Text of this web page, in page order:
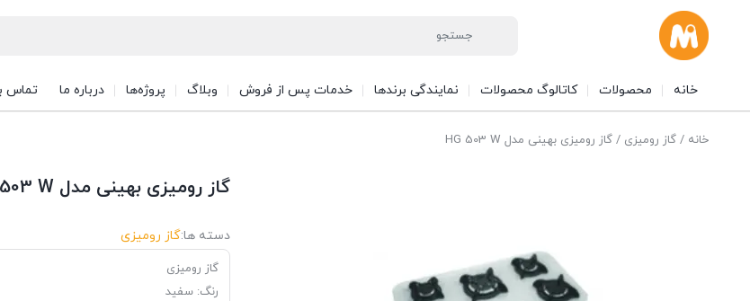
خانه محصولات کاتالوگ محصولات نمایندگی برندها خدمات پس از فروش وبلاگ پروژه‌ها درباره ما تماس
خانه /گاز رومیزی / گاز رومیزی بهینی مدل HG 503 W
گاز رومیزی بهینی مدل HG 503 W
دسته ها:گاز رومیزی
گاز رومیزی
رنگ: سفید